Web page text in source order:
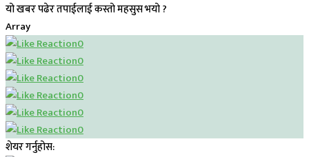
यो खबर पढेर तपाईलाई कस्तो महसुस भयो ?
Array
0
0
0
0
0
0
शेयर गर्नुहोस: